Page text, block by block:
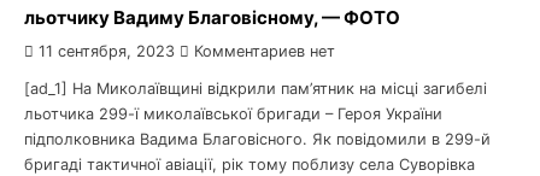
льотчику Вадиму Благовісному, — ФОТО
11 сентября, 2023 Комментариев нет
[ad_1] На Миколаївщині відкрили пам’ятник на місці загибелі
льотчика 299-ї миколаївської бригади – Героя України
підполковника Вадима Благовісного. Як повідомили в 299-й
бригаді тактичної авіації, рік тому поблизу села Суворівка